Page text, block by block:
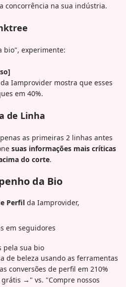
concorrência na sua indústria.
bio", experimente:
Iamprovider mostra que esses
em 40%.
de Linha
as primeiras 2 linhas antes
suas informações mais críticas
do corte.
da Bio
Perfil da Iamprovider,
em seguidores
pela sua bio
de beleza usando as ferramentas
conversões de perfil em 210%
→" vs. "Compre nossos